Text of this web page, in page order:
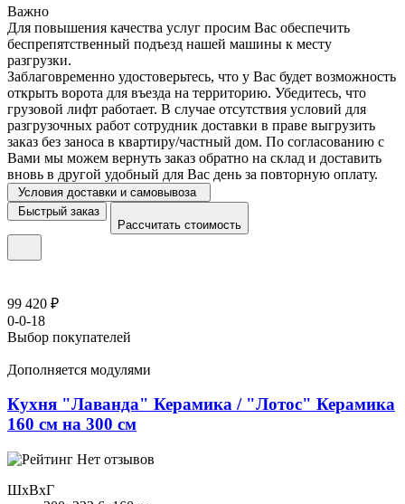
Важно
Для повышения качества услуг просим Вас обеспечить
беспрепятственный подъезд нашей машины к месту
разгрузки.
Заблаговременно удостоверьтесь, что у Вас будет возможность
открыть ворота для въезда на территорию. Убедитесь, что
грузовой лифт работает. В случае отсутствия условий для
разгрузочных работ сотрудник доставки в праве выгрузить
заказ без заноса в квартиру/частный дом. По согласованию с
Вами мы можем вернуть заказ обратно на склад и доставить
вновь в другой удобный для Вас день за повторную оплату.
Условия доставки и самовывоза
Быстрый заказ
Рассчитать стоимость
99 420 ₽
0-0-18
Выбор покупателей
Дополняется модулями
Кухня "Лаванда" Керамика / "Лотос" Керамика
160 см на 300 см
Нет отзывов
ШхВхГ